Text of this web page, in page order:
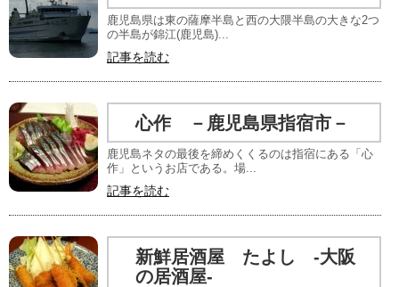
鹿児島県は東の薩摩半島と西の大隈半島の大きな2つ
の半島が錦江(鹿児島)...
記事を読む
心作 －鹿児島県指宿市－
鹿児島ネタの最後を締めくくるのは指宿にある「心
作」というお店である。場...
記事を読む
新鮮居酒屋 たよし -大阪
の居酒屋-